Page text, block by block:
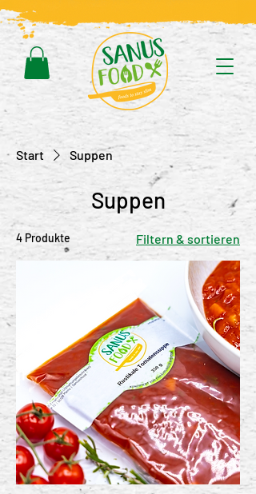
Start Suppen
Suppen
4 Produkte Filtern & sortieren